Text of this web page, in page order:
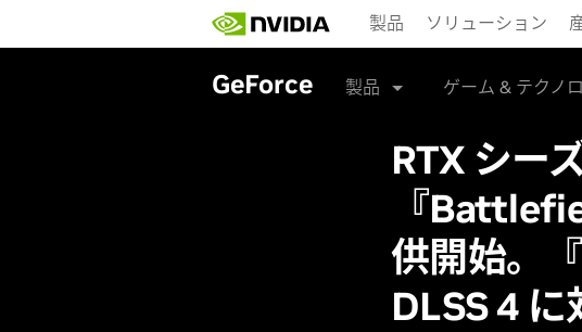
main
製品 ソリューション
GeForce 製品 ゲーム & テクノ
RTX シー
『
供開始。
DLSS 4